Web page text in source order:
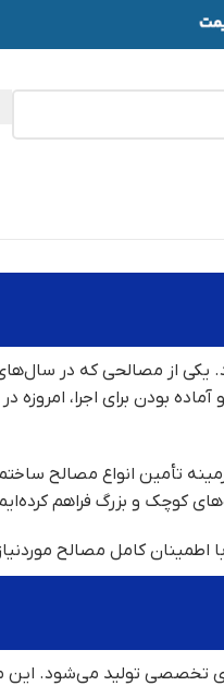
از مصالحی که در
بودن برای اجرا، امروزه
تأمین انواع مصالح
کوچک و بزرگ فراهم
کامل مصالح
تخصصی تولید می‌شود.